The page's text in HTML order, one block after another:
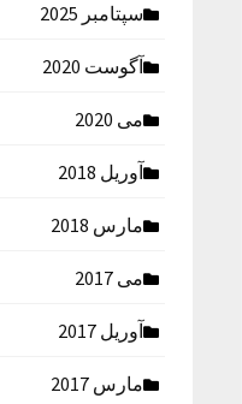
سپتامبر 2025
آگوست 2020
می 2020
آوریل 2018
مارس 2018
می 2017
آوریل 2017
مارس 2017